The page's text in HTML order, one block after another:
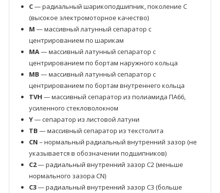
C— радиальный шарикоподшипник, поколение C
(высокое электромоторное качество)
M — массивный латунный сепаратор с
центрированием по шарикам
MA— массивный латунный сепаратор с
центрированием по бортам наружного кольца
MB — массивный латунный сепаратор с
центрированием по бортам внутреннего кольца
TVH — массивный сепаратор из полиамида ПА66,
усиленного стекловолокном
Y— сепаратор из листовой латуни
TB — массивный сепаратор из текстолита
CN – нормальный радиальный внутренний зазор (не
указывается в обозначении подшипников)
C2— радиальный внутренний зазор C2 (меньше
нормального зазора CN)
C3— радиальный внутренний зазор C3 (больше